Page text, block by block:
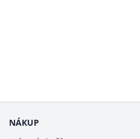
NÁKUP